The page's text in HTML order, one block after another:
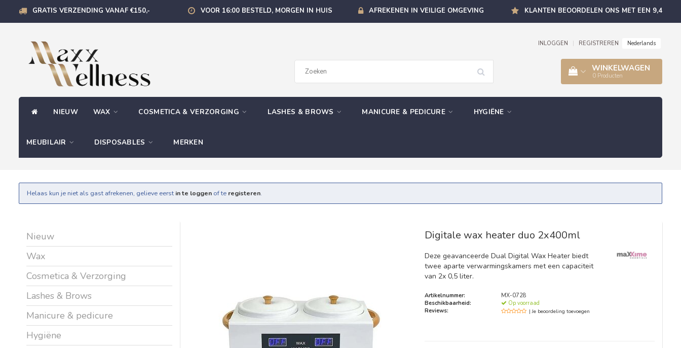
GRATIS VERZENDING VANAF €150,- VOOR 16:00 BESTELD, MORGEN IN HUIS AFREKENEN IN VEILIGE OMGEVING KLANTEN BEOORDELEN ONS MET EEN 9,4
INLOGGEN REGISTREREN Nederlands
WINKELWAGEN
0 Producten
NIEUW WAX COSMETICA & VERZORGING LASHES & BROWS MANICURE & PEDICURE HYGIËNE
MEUBILAIR DISPOSABLES MERKEN
Helaas kun je niet als gast afrekenen, gelieve eerst in te loggen of te registeren.
Nieuw
Wax
Cosmetica & Verzorging
Lashes & Brows
Manicure & pedicure
Hygiëne
Digitale wax heater duo 2x400ml
Deze geavanceerde Dual Digital Wax Heater biedt
twee aparte verwarmingskamers met een capaciteit
van 2x 0,5 liter.
Artikelnummer:
MX-0728
Beschikbaarheid:
Op voorraad
Reviews:
| Je beoordeling toevoegen